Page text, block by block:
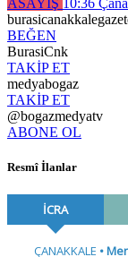
BEĞEN
BurasiCnk
TAKİP ET
medyabogaz
TAKİP ET
@bogazmedyatv
ABONE OL
Resmî İlanlar